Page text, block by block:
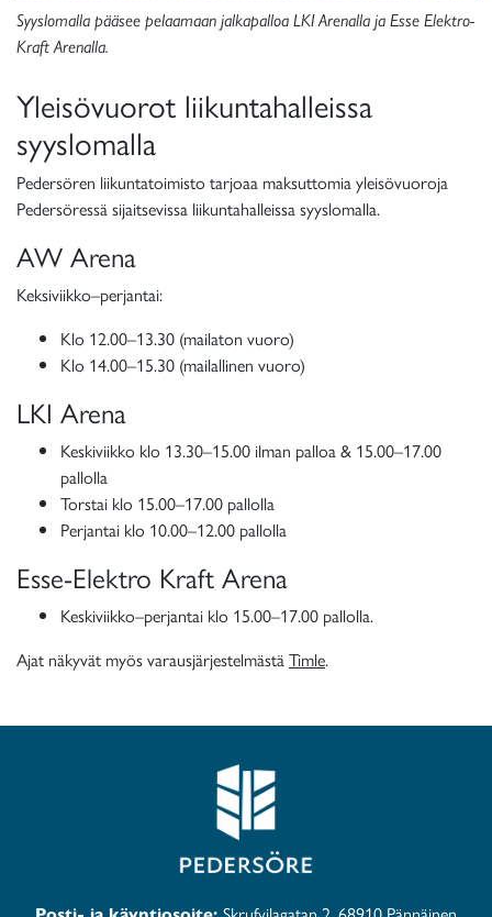
Syyslomalla pääsee pelaamaan jalkapalloa LKI Arenalla ja Esse Elektro-
Kraft Arenalla.
Yleisövuorot liikuntahalleissa
syyslomalla
Pedersören liikuntatoimisto tarjoaa maksuttomia yleisövuoroja
Pedersöressä sijaitsevissa liikuntahalleissa syyslomalla.
AW Arena
Keksiviikko–perjantai:
Klo 12.00–13.30 (mailaton vuoro)
Klo 14.00–15.30 (mailallinen vuoro)
LKI Arena
Keskiviikko klo 13.30–15.00 ilman palloa & 15.00–17.00
pallolla
Torstai klo 15.00–17.00 pallolla
Perjantai klo 10.00–12.00 pallolla
Esse-Elektro Kraft Arena
Keskiviikko–perjantai klo 15.00–17.00 pallolla.
Ajat näkyvät myös varausjärjestelmästäTimle.